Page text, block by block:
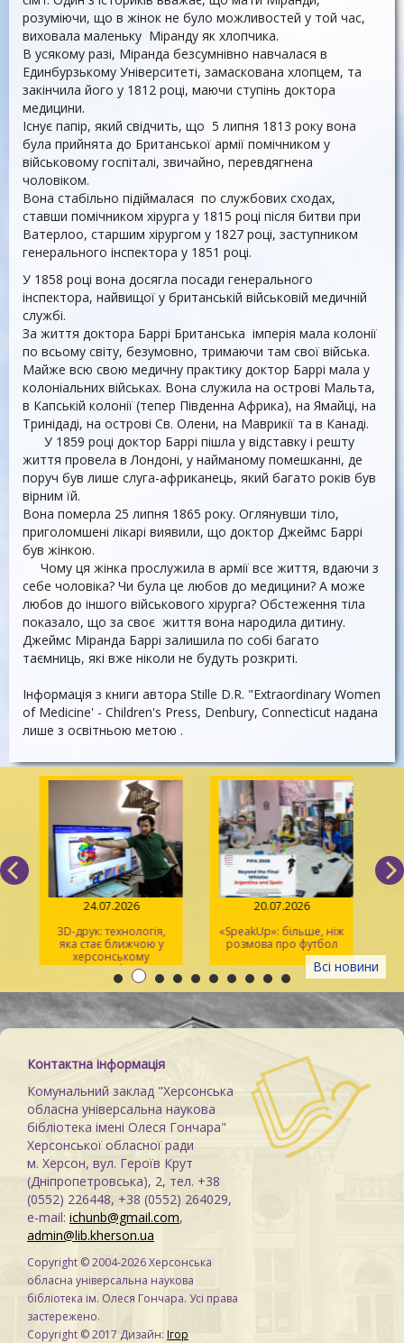
розуміючи, що в жінок не було можливостей у той час,
виховала маленьку Міранду як хлопчика.
В усякому разі, Міранда безсумнівно навчалася в
Единбурзькому Університеті, замаскована хлопцем, та
закінчила його у 1812 році, маючи ступінь доктора
медицини.
Існує папір, який свідчить, що 5 липня 1813 року вона
була прийнята до Британської армії помічником у
військовому госпіталі, звичайно, перевдягнена
чоловіком.
Вона стабільно підіймалася по службових сходах,
ставши помічником хірурга у 1815 році після битви при
Ватерлоо, старшим хірургом у 1827 році, заступником
генерального інспектора у 1851 році.
У 1858 році вона досягла посади генерального
інспектора, найвищої у британській військовій медичній
службі.
За життя доктора Баррі Британська імперія мала колонії
по всьому світу, безумовно, тримаючи там свої війська.
Майже всю свою медичну практику доктор Баррі мала у
колоніальних військах. Вона служила на острові Мальта,
в Капській колонії (тепер Південна Африка), на Ямайці, на
Тринідаді, на острові Св. Олени, на Маврикії та в Канаді.
У 1859 році доктор Баррі пішла у відставку і решту
життя провела в Лондоні, у найманому помешканні, де
поруч був лише слуга-африканець, який багато років був
вірним їй.
Вона померла 25 липня 1865 року. Оглянувши тіло,
приголомшені лікарі виявили, що доктор Джеймс Баррі
був жінкою.
Чому ця жінка прослужила в армії все життя, вдаючи з
себе чоловіка? Чи була це любов до медицини? А може
любов до іншого військового хірурга? Обстеження тіла
показало, що за своє життя вона народила дитину.
Джеймс Міранда Баррі залишила по собі багато
таємниць, які вже ніколи не будуть розкриті.
Інформація з книги автора Stille D.R. "Extraordinary Women
of Medicine' - Children's Press, Denbury, Connecticut надана
лише з освітньою метою .
Всі новини
24.07.2026
3D-друк: технологія,
яка стає ближчою у
херсонському
просторі Maker Space
20.07.2026
«SpeakUp»: більше, ніж
розмова про футбол
Контактна інформація
Комунальний заклад "Херсонська
обласна універсальна наукова
бібліотека імені Олеся Гончара"
Херсонської обласної ради
м. Херсон, вул. Героїв Крут
(Дніпропетровська), 2, тел. +38
(0552) 226448, +38 (0552) 264029,
e-mail: ichunb@gmail.com,
admin@lib.kherson.ua
Copyright © 2004-2026 Херсонська
обласна універсальна наукова
бібліотека ім. Олеся Гончара. Усі права
застережено.
Copyright © 2017 Дизайн: Ігор